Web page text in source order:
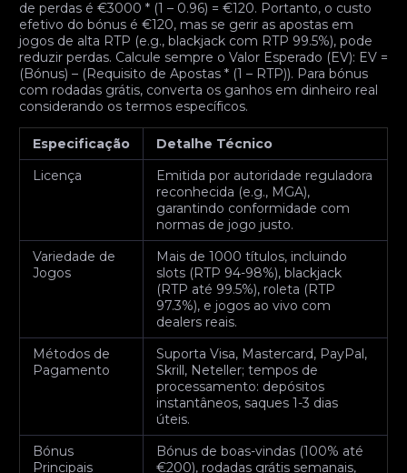
de perdas é €3000 * (1 – 0.96) = €120. Portanto, o custo
efetivo do bónus é €120, mas se gerir as apostas em
jogos de alta RTP (e.g., blackjack com RTP 99.5%), pode
reduzir perdas. Calcule sempre o Valor Esperado (EV): EV =
(Bónus) – (Requisito de Apostas * (1 – RTP)). Para bónus
com rodadas grátis, converta os ganhos em dinheiro real
considerando os termos específicos.
Especificação
Detalhe Técnico
Licença
Emitida por autoridade reguladora
reconhecida (e.g., MGA),
garantindo conformidade com
normas de jogo justo.
Variedade de
Jogos
Mais de 1000 títulos, incluindo
slots (RTP 94-98%), blackjack
(RTP até 99.5%), roleta (RTP
97.3%), e jogos ao vivo com
dealers reais.
Métodos de
Pagamento
Suporta Visa, Mastercard, PayPal,
Skrill, Neteller; tempos de
processamento: depósitos
instantâneos, saques 1-3 dias
úteis.
Bónus
Principais
Bónus de boas-vindas (100% até
€200), rodadas grátis semanais,